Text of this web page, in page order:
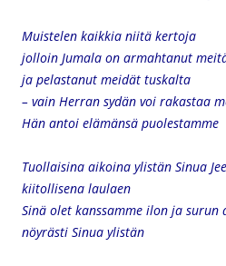
Muistelen kaikkia niitä kertoja
jolloin Jumala on armahtanut
ja pelastanut meidät tuskalta
– vain Herran sydän voi rakastaa
Hän antoi elämänsä puolestamme
Tuollaisina aikoina ylistän Sinua
kiitollisena laulaen
Sinä olet kanssamme ilon ja surun
nöyrästi Sinua ylistän